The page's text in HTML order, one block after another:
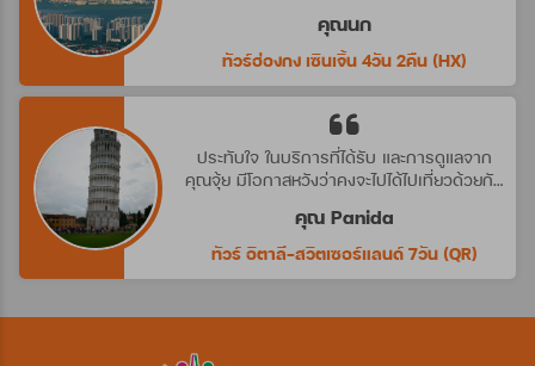
บริษัทนี้อีกค่ะ
คุณนก
ทัวร์ฮ่องกง เซินเจิ้น 4วัน 2คืน (HX)
ประทับใจ ในบริการที่ได้รับ และการดูแลจาก
คุณจุ้ย มีโอกาสหวังว่าคงจะไปได้ไปเที่ยวด้วยกัน
คุณ Panida
ทัวร์ อิตาลี-สวิตเซอร์แลนด์ 7วัน (QR)